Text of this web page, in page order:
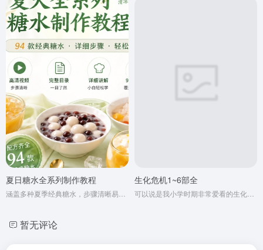
夏日糖水全系列制作教程 生化危机1~6部全
暂无评论